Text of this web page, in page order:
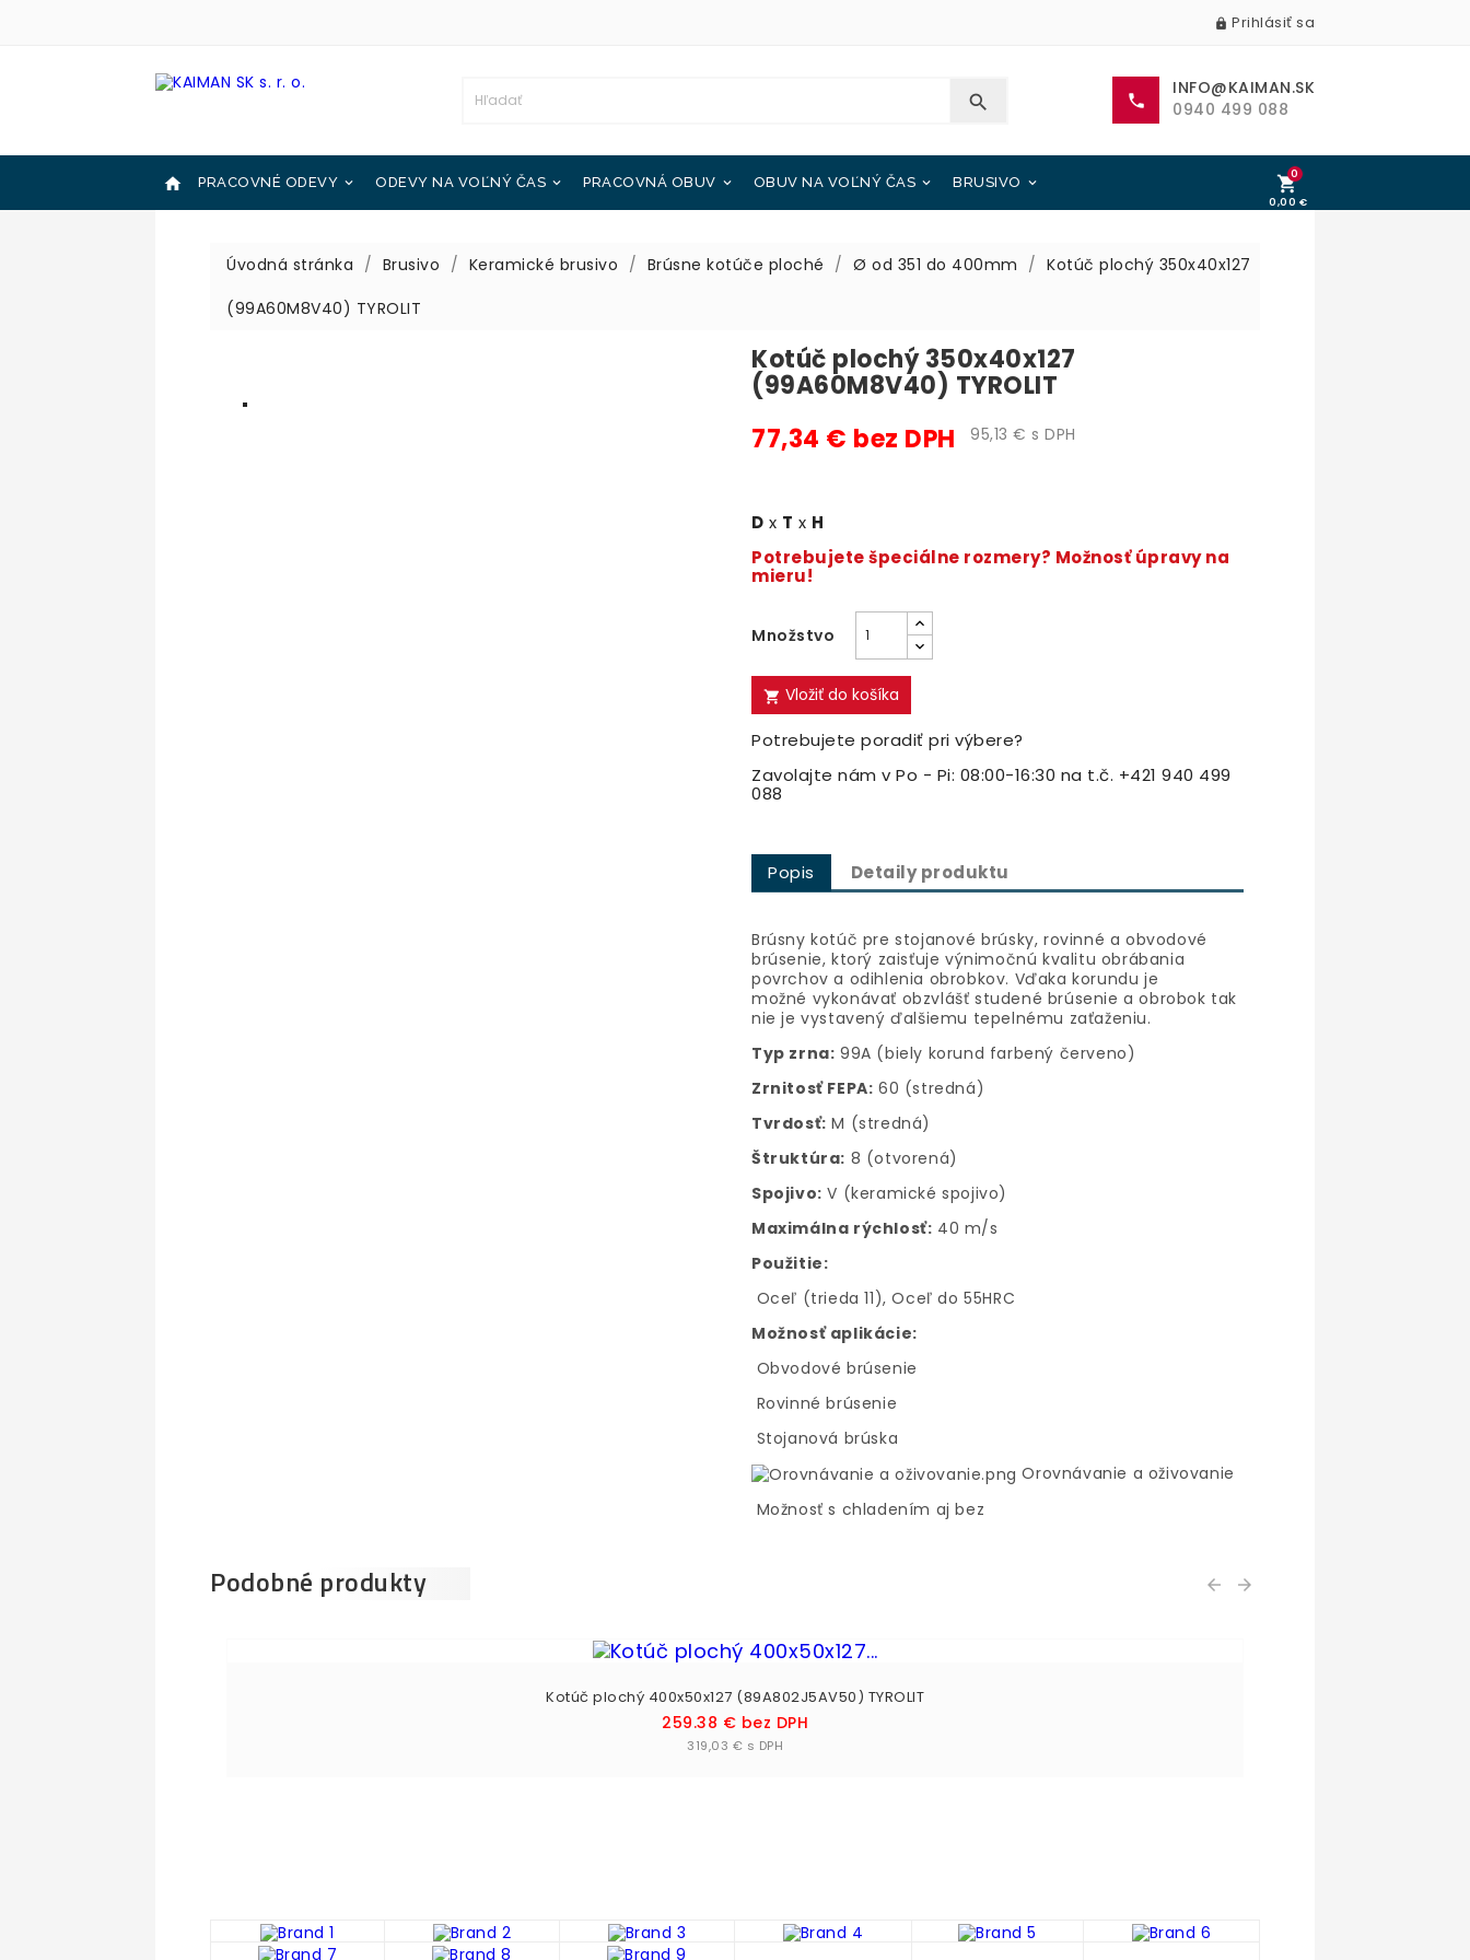
 Prihlásiť sa
 
INFO@KAIMAN.SK
0940 499 088
 
PRACOVNÉ ODEVY 
ODEVY NA VOĽNÝ ČAS 
PRACOVNÁ OBUV 
OBUV NA VOĽNÝ ČAS 
BRUSIVO 
0
0,00 €
Úvodná stránka Brusivo Keramické brusivo Brúsne kotúče ploché Ø od 351 do 400mm
Kotúč plochý 350x40x127
(99A60M8V40) TYROLIT
Kotúč plochý 350x40x127
(99A60M8V40) TYROLIT
77,34 € bez DPH 95,13 € s DPH
D x T x H
Potrebujete špeciálne rozmery? Možnosť úpravy na
mieru!
Množstvo
 Vložiť do košíka
Potrebujete poradiť pri výbere?
Zavolajte nám v Po - Pi: 08:00-16:30 na t.č. +421 940 499
088
Popis Detaily produktu
Brúsny kotúč pre stojanové brúsky, rovinné a obvodové
brúsenie, ktorý zaisťuje výnimočnú kvalitu obrábania
povrchov a odihlenia obrobkov. Vďaka korundu je
možné vykonávať obzvlášť studené brúsenie a obrobok tak
nie je vystavený ďalšiemu tepelnému zaťaženiu.
Typ zrna: 99A (biely korund farbený červeno)
Zrnitosť FEPA: 60 (stredná)
Tvrdosť: M (stredná)
Štruktúra: 8 (otvorená)
Spojivo: V (keramické spojivo)
Maximálna rýchlosť: 40 m/s
Použitie:
Oceľ (trieda 11), Oceľ do 55HRC
Možnosť aplikácie:
Obvodové brúsenie
Rovinné brúsenie
Stojanová brúska
Orovnávanie a oživovanie
Možnosť s chladením aj bez
Podobné produkty  
Kotúč plochý 400x50x127 (89A802J5AV50) TYROLIT
Cena
259.38 € bez DPH
319,03 € s DPH
 Vložiť do košíka